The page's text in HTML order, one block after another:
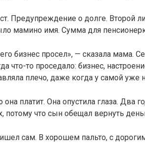
Предупреждение о долге. Второй
мамино имя. Сумма для
бизнес просел», — сказала мама.
что-то проседало: бизнес,
плечо, даже когда у самой уже
она платит. Она опустила глаза. Два
потому что сын обещал вернуть
сам. В хорошем пальто, с